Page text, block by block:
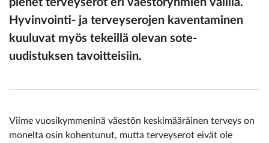
pienet terveyserot eri väestöryhmien välillä.
Hyvinvointi- ja terveyserojen kaventaminen
kuuluvat myös tekeillä olevan sote-
uudistuksen tavoitteisiin.
Viime vuosikymmeninä väestön keskimääräinen terveys on
monelta osin kohentunut, mutta terveyserot eivät ole